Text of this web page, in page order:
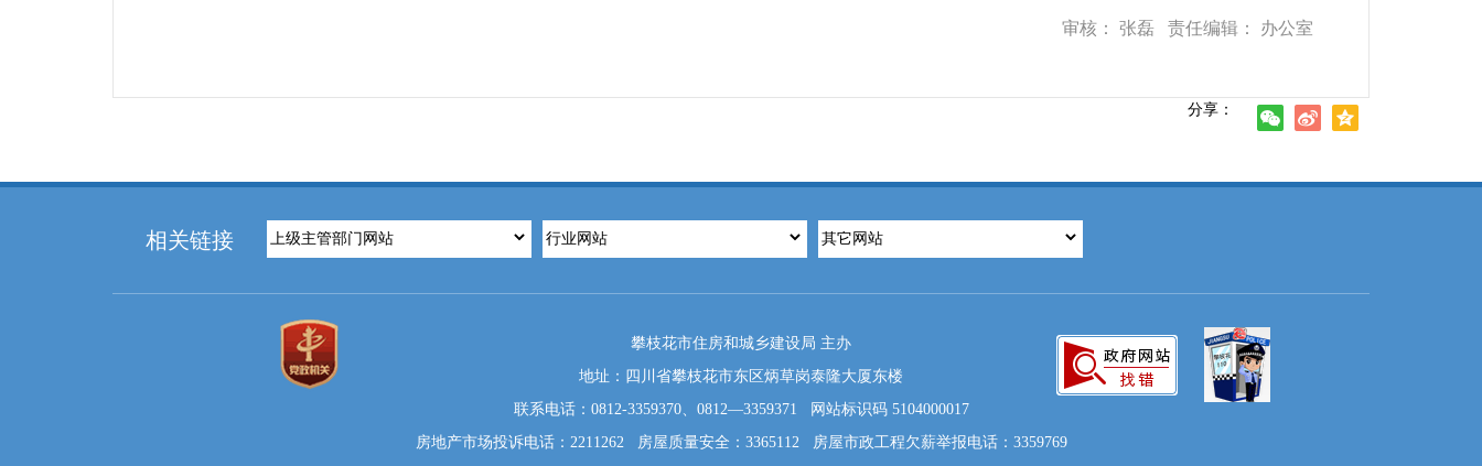
审核： 张磊 责任编辑： 办公室
分享：
相关链接
攀枝花市住房和城乡建设局 主办
地址：四川省攀枝花市东区炳草岗泰隆大厦东楼
联系电话：0812-3359370、0812—3359371 网站标识码 5104000017
房地产市场投诉电话：2211262 房屋质量安全：3365112 房屋市政工程欠薪举报电话：3359769